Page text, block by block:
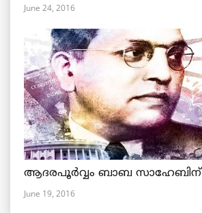
June 24, 2016
ആദരപൂര്‍വ്വം ബാബ സാഹേബിന്
June 19, 2016